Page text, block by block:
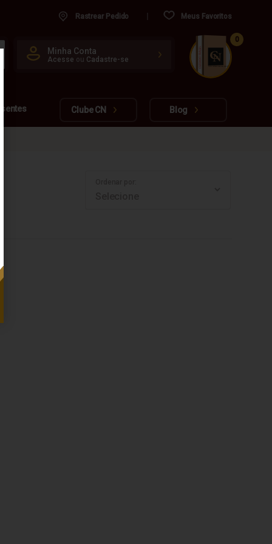
Rastrear Pedido Meus Favoritos
Minha Conta
Acesse ou Cadastre-se
www.cachacarianacional.com.br
CUIDADO FRÁGIL
0
Clube CN Blog